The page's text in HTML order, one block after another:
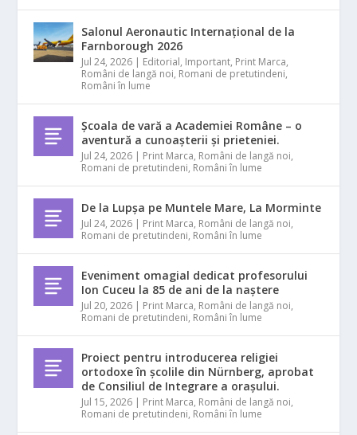
Salonul Aeronautic Internațional de la
Farnborough 2026
Jul 24, 2026 | Editorial, Important, Print Marca,
Români de langă noi, Romani de pretutindeni,
Români în lume
Școala de vară a Academiei Române – o
aventură a cunoașterii și prieteniei.
Jul 24, 2026 | Print Marca, Români de langă noi,
Romani de pretutindeni, Români în lume
De la Lupșa pe Muntele Mare, La Morminte
Jul 24, 2026 | Print Marca, Români de langă noi,
Romani de pretutindeni, Români în lume
Eveniment omagial dedicat profesorului
Ion Cuceu la 85 de ani de la naștere
Jul 20, 2026 | Print Marca, Români de langă noi,
Romani de pretutindeni, Români în lume
Proiect pentru introducerea religiei
ortodoxe în școlile din Nürnberg, aprobat
de Consiliul de Integrare a orașului.
Jul 15, 2026 | Print Marca, Români de langă noi,
Romani de pretutindeni, Români în lume